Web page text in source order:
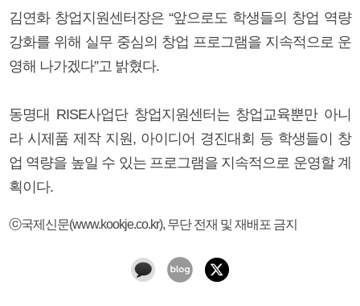
김연화 창업지원센터장은 “앞으로도 학생들의 창업 역량
강화를 위해 실무 중심의 창업 프로그램을 지속적으로 운
영해 나가겠다”고 밝혔다.
동명대 RISE사업단 창업지원센터는 창업교육뿐만 아니
라 시제품 제작 지원, 아이디어 경진대회 등 학생들이 창
업 역량을 높일 수 있는 프로그램을 지속적으로 운영할 계
획이다.
ⓒ국제신문(www.kookje.co.kr), 무단 전재 및 재배포 금지